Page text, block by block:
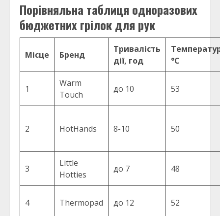
Порівняльна таблиця одноразових
бюджетних грілок для рук
Місце Бренд
Тривалість
дії, год
°C
1
Warm
Touch
до 10 53
2 HotHands 8-10 50
3
Little
Hotties
до 7 48
4 Thermopad до 12 52